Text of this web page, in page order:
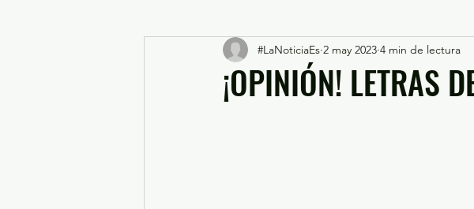
Nacional Estatal
¡OPINIÓN! LETRAS
#LaNoticiaEs 2 may 2023 4 min de lectura